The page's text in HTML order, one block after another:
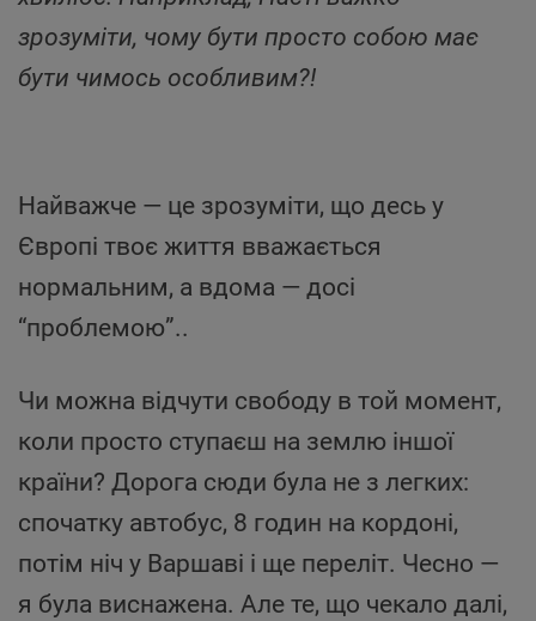
зрозуміти, чому бути просто собою має
бути чимось особливим?!
Найважче — це зрозуміти, що десь у
Європі твоє життя вважається
нормальним, а вдома — досі
“проблемою”..
Чи можна відчути свободу в той момент,
коли просто ступаєш на землю іншої
країни? Дорога сюди була не з легких:
спочатку автобус, 8 годин на кордоні,
потім ніч у Варшаві і ще переліт. Чесно —
я була виснажена. Але те, що чекало далі,